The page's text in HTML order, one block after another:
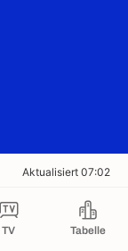
TV Tabelle
Aktualisiert 07:02